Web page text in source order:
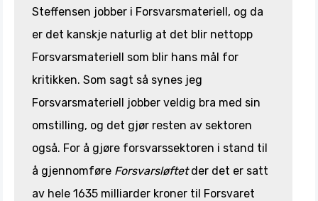
er forsvarsspesifikk prosjektmetode
tilrettelagt for prosessene
Steffensen jobber i Forsvarsmateriell, og da
er det kanskje naturlig at det blir nettopp
Forsvarsmateriell som blir hans mål for
kritikken. Som sagt så synes jeg
Forsvarsmateriell jobber veldig bra med sin
omstilling, og det gjør resten av sektoren
også. For å gjøre forsvarssektoren i stand til
å gjennomføre Forsvarsløftetder det er satt
av hele 1635 milliarder kroner til Forsvaret